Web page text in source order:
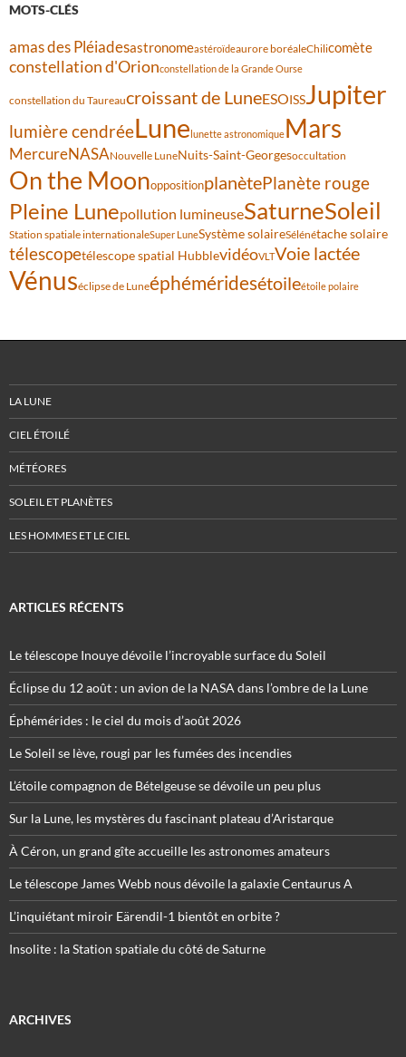
MOTS-CLÉS
amas des Pléiadesastronomeastéroïdeaurore boréaleChilicomète
constellation d'Orionconstellation de la Grande Ourse
constellation du Taureaucroissant de LuneESOISSJupiter
lumière cendréeLunelunette astronomiqueMars
MercureNASANouvelle LuneNuits-Saint-Georgesoccultation
On the MoonoppositionplanètePlanète rouge
Pleine Lunepollution lumineuseSaturneSoleil
Station spatiale internationaleSuper LuneSystème solaireSélénétache solaire
télescopetélescope spatial HubblevidéoVLTVoie lactée
Vénuséclipse de Luneéphéméridesétoileétoile polaire
LA LUNE
CIEL ÉTOILÉ
MÉTÉORES
SOLEIL ET PLANÈTES
LES HOMMES ET LE CIEL
ARTICLES RÉCENTS
Le télescope Inouye dévoile l’incroyable surface du Soleil
Éclipse du 12 août : un avion de la NASA dans l’ombre de la Lune
Éphémérides : le ciel du mois d’août 2026
Le Soleil se lève, rougi par les fumées des incendies
L’étoile compagnon de Bételgeuse se dévoile un peu plus
Sur la Lune, les mystères du fascinant plateau d’Aristarque
À Céron, un grand gîte accueille les astronomes amateurs
Le télescope James Webb nous dévoile la galaxie Centaurus A
L’inquiétant miroir Eärendil-1 bientôt en orbite ?
Insolite : la Station spatiale du côté de Saturne
ARCHIVES